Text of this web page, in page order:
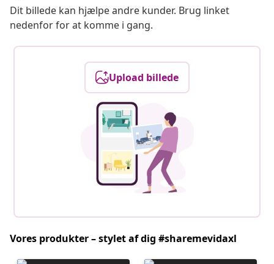
Dit billede kan hjælpe andre kunder. Brug linket
nedenfor for at komme i gang.
Upload billede
Vores produkter – stylet af dig #sharemevidaxl